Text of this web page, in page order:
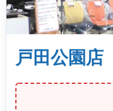
戸田公園店